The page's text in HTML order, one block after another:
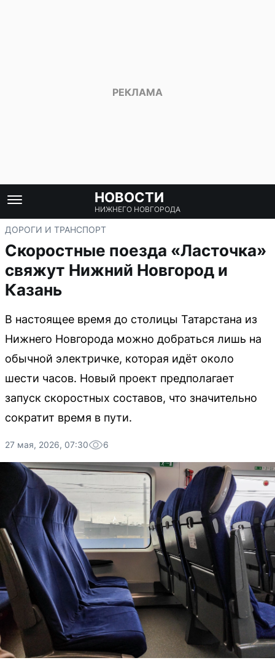
НОВОСТИ
НИЖНЕГО НОВГОРОДА
ДОРОГИ И ТРАНСПОРТ
Скоростные поезда «Ласточка»
свяжут Нижний Новгород и
Казань
В настоящее время до столицы Татарстана из
Нижнего Новгорода можно добраться лишь на
обычной электричке, которая идёт около
шести часов. Новый проект предполагает
запуск скоростных составов, что значительно
сократит время в пути.
27 мая, 2026, 07:30 6